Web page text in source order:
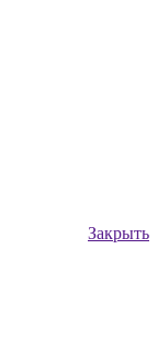
Закрыть